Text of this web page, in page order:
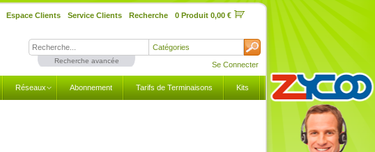
Espace Clients Service Clients Recherche 0 Produit 0,00 €
Catégories
Recherche avancée Se Connecter
Réseaux Abonnement Tarifs de Terminaisons Kits